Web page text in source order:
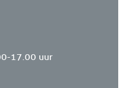
17.00 uur